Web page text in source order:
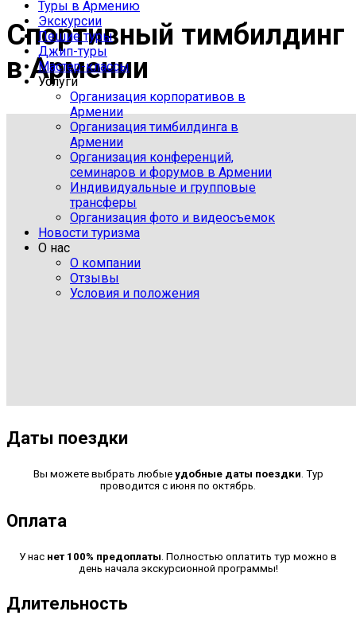
Туры в Армению
Экскурсии
Пешие туры
Джип-туры
Мастер-классы
Услуги
Организация корпоративов в
Армении
Организация тимбилдинга в
Армении
Организация конференций,
семинаров и форумов в Армении
Индивидуальные и групповые
трансферы
Организация фото и видеосъемок
Новости туризма
О нас
О компании
Отзывы
Условия и положения
Спортивный тимбилдинг
в Армении
Даты поездки
Вы можете выбрать любые удобные даты поездки . Тур
проводится с июня по октябрь.
Оплата
У нас нет 100% предоплаты . Полностью оплатить тур можно в
день начала экскурсионной программы!
Длительность